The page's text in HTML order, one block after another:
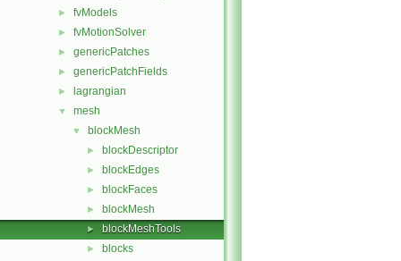
► fvModels
► fvMotionSolver
► genericPatches
► genericPatchFields
► lagrangian
▼ mesh
▼ blockMesh
► blockDescriptor
► blockEdges
► blockFaces
► blockMesh
► blockMeshTools
► blocks